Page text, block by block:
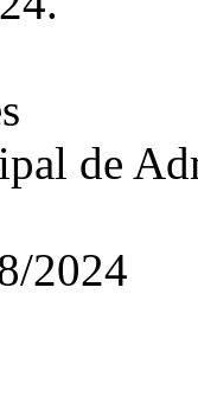
de
2024